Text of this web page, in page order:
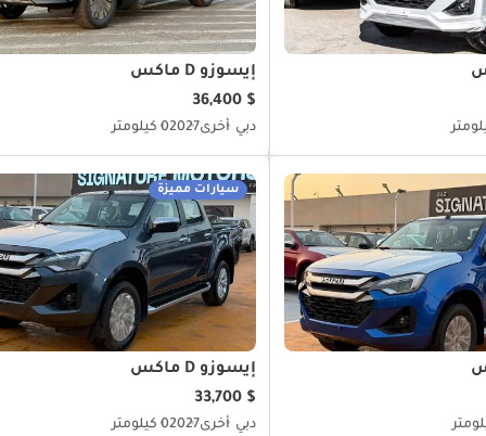
إيسوزو D ماكس
$ 36,400
دبي أخرى20270 كيلومتر
سيارات مميزة
إيسوزو D ماكس
$ 33,700
دبي أخرى20270 كيلومتر